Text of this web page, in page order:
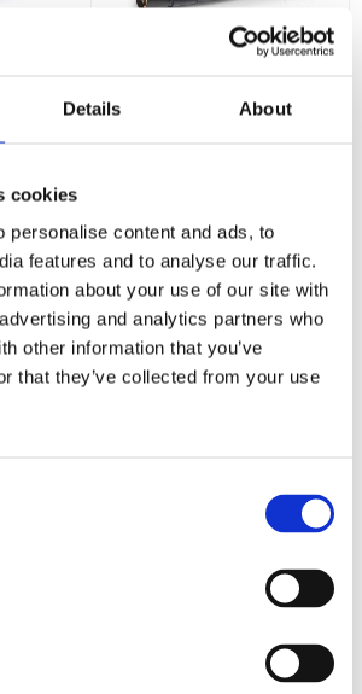
Details About
cookies
personalise content and ads, to
features and to analyse our traffic.
about your use of our site with
and analytics partners who
other information that you’ve
that they’ve collected from your use
-
-
Fenix E18R V2,0
795:-
KÖP
Flerfunktions
Ficklampa E-lite